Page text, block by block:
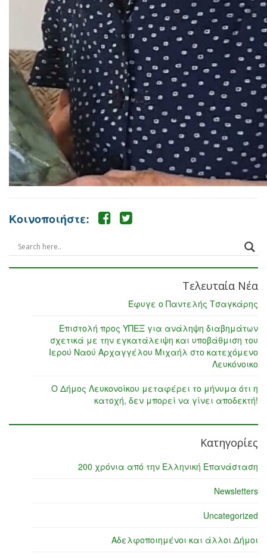
Κοινοποιήστε:
Τελευταία Νέα
Έφυγε ο Παντελής Τσαγκάρης
Επιστολή προς ΥΠΕΞ για ανάληψη διαβημάτων
σχετικά με την εγκατάλειψη και υποβάθμιση του
Ιερού Ναού Αρχαγγέλου Μιχαήλ στο κατεχόμενο
Λευκόνοικο
Ο Δήμος Λευκονοίκου μεταφέρει το μήνυμα ότι η
κατοχή, δεν μπορεί να γίνει αποδεκτή!
Κατηγορίες
200 χρόνια από την Ελληνική Επανάσταση
Newsletters
Uncategorized
Αδελφοποιημένοι και άλλοι Δήμοι